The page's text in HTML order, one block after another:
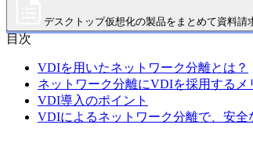
デスクトップ仮想化の製品をまとめて資料請
目次
VDIを用いたネットワーク分離とは？
ネットワーク分離にVDIを採用するメ
VDI導入のポイント
VDIによるネットワーク分離で、安全